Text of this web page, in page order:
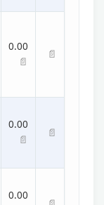
0.00
📄
📄
0.00
📄
📄
0.00